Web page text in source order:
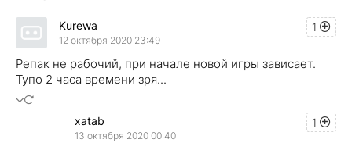
1
Kurewa
12 октября 2020 23:49
Репак не рабочий, при начале новой игры зависает.
Тупо 2 часа времени зря...
1
xatab
13 октября 2020 00:40